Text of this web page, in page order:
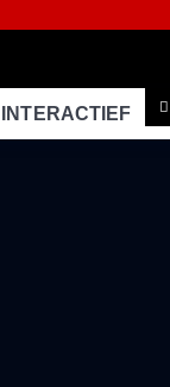
INTERACTIEF